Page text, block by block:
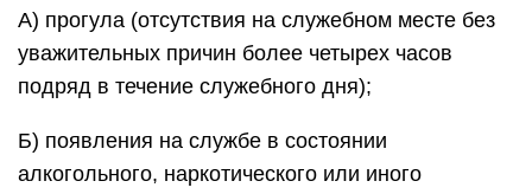
А) прогула (отсутствия на служебном месте без
уважительных причин более четырех часов
подряд в течение служебного дня);
Б) появления на службе в состоянии
алкогольного, наркотического или иного